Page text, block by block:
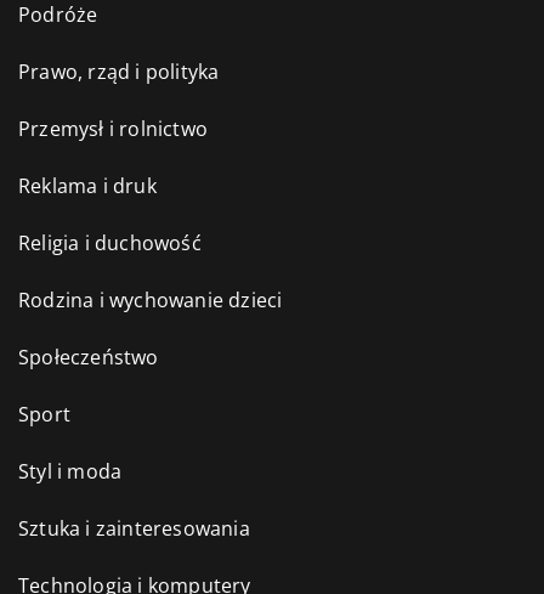
Podróże
Prawo, rząd i polityka
Przemysł i rolnictwo
Reklama i druk
Religia i duchowość
Rodzina i wychowanie dzieci
Społeczeństwo
Sport
Styl i moda
Sztuka i zainteresowania
Technologia i komputery